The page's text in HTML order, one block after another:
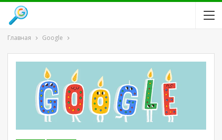
Главная Google